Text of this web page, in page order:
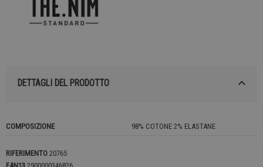
DETTAGLI DEL PRODOTTO
COMPOSIZIONE 98% COTONE 2% ELASTANE
RIFERIMENTO 20765